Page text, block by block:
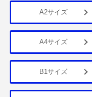
A2サイズ
A4サイズ
B1サイズ